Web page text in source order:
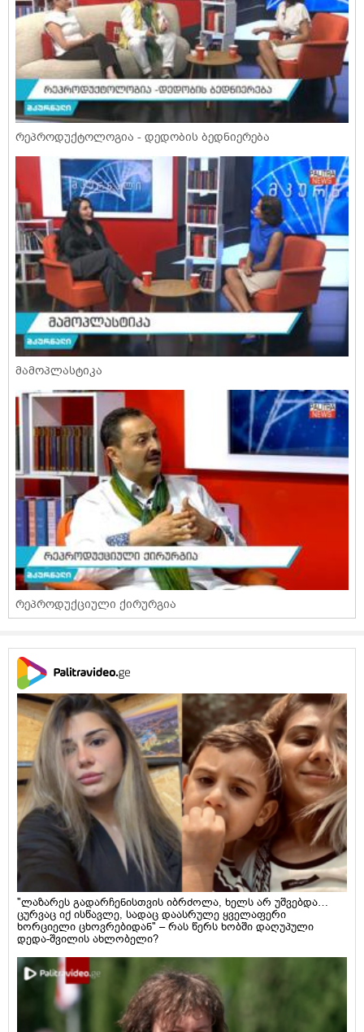
რეპროდუქტოლოგია - დედობის ბედნიერება
მამოპლასტიკა
რეპროდუქციული ქირურგია
"ლაზარეს გადარჩენისთვის იბრძოლა, ხელს არ უშვებდა…
ცურვაც იქ ისწავლე, სადაც დაასრულე ყველაფერი
ხორციელი ცხოვრებიდან" – რას წერს ხობში დაღუპული
დედა-შვილის ახლობელი?